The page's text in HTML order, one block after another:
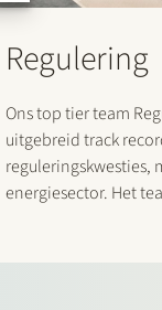
Regulering
Ons top tier team
uitgebreid track
reguleringskwesties,
energiesector. Het